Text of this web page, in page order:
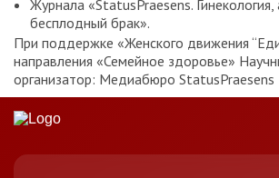
Журнала «StatusPraesens. Гинекология,
бесплодный брак».
При поддержке «Женского движения
направления «Семейное здоровье»
организатор: Медиабюро StatusPraesens